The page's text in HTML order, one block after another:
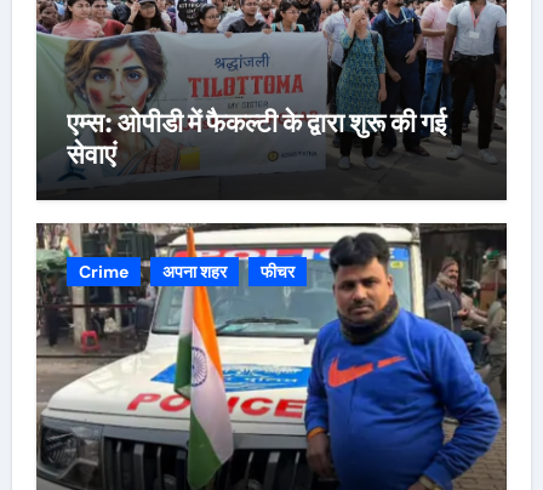
एम्स: ओपीडी में फैकल्टी के द्वारा शुरू की गई
सेवाएं
Crime अपना शहर फीचर